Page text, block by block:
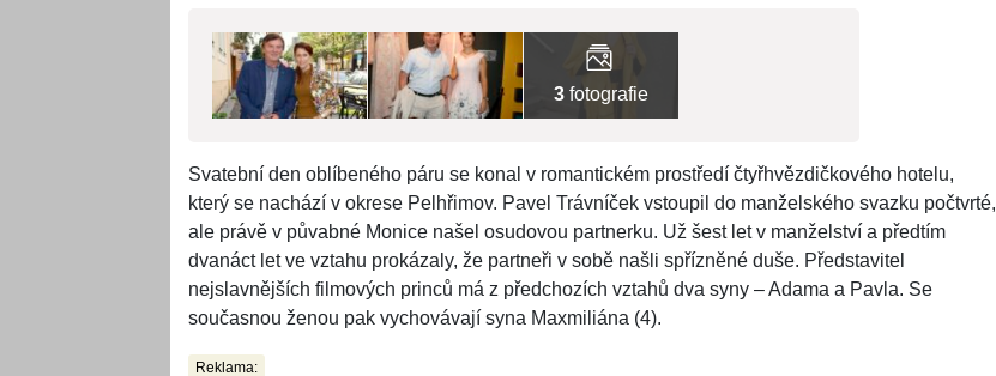
3 fotografie
Svatební den oblíbeného páru se konal v romantickém prostředí čtyřhvězdičkového hotelu,
který se nachází v okrese Pelhřimov. Pavel Trávníček vstoupil do manželského svazku počtvrté,
ale právě v půvabné Monice našel osudovou partnerku. Už šest let v manželství a předtím
dvanáct let ve vztahu prokázaly, že partneři v sobě našli spřízněné duše. Představitel
nejslavnějších filmových princů má z předchozích vztahů dva syny – Adama a Pavla. Se
současnou ženou pak vychovávají syna Maxmiliána (4).
Reklama: